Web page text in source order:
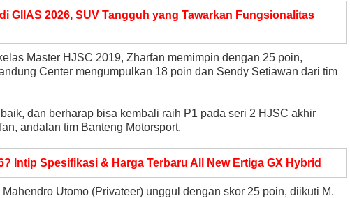
GIIAS 2026, SUV Tangguh yang Tawarkan Fungsionalitas
Master HJSC 2019, Zharfan memimpin dengan 25 poin,
Center mengumpulkan 18 poin dan Sendy Setiawan dari tim
dan berharap bisa kembali raih P1 pada seri 2 HJSC akhir
andalan tim Banteng Motorsport.
Intip Spesifikasi & Harga Terbaru All New Ertiga GX Hybrid
Utomo (Privateer) unggul dengan skor 25 poin, diikuti M.